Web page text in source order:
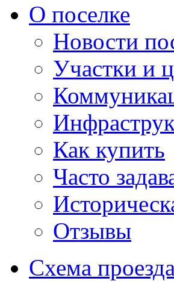
О поселке
Новости
Участки и
Как купить
Часто
Отзывы
Схема проезда